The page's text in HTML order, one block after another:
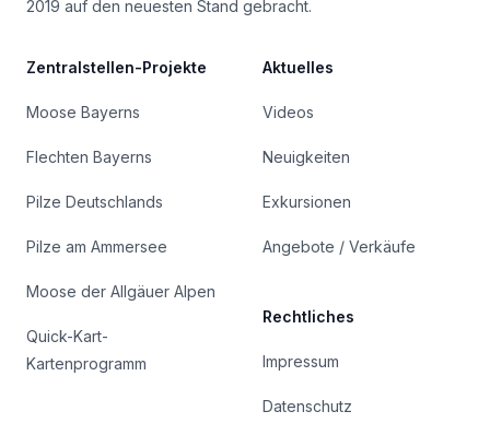
2019 auf den neuesten Stand gebracht.
Zentralstellen-Projekte
Moose Bayerns
Flechten Bayerns
Pilze Deutschlands
Pilze am Ammersee
Moose der Allgäuer Alpen
Quick-Kart-
Kartenprogramm
Aktuelles
Videos
Neuigkeiten
Exkursionen
Angebote / Verkäufe
Rechtliches
Impressum
Datenschutz